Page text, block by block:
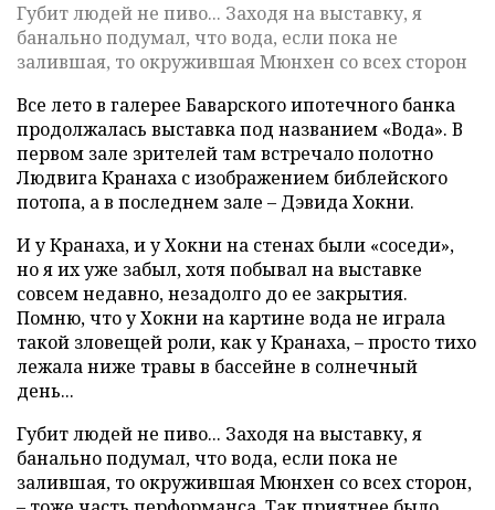
Губит людей не пиво... Заходя на выставку, я
банально подумал, что вода, если пока не
залившая, то окружившая Мюнхен со всех сторон
Все лето в галерее Баварского ипотечного банка
продолжалась выставка под названием «Вода». В
первом зале зрителей там встречало полотно
Людвига Кранаха с изображением библейского
потопа, а в последнем зале – Дэвида Хокни.
И у Кранаха, и у Хокни на стенах были «соседи»,
но я их уже забыл, хотя побывал на выставке
совсем недавно, незадолго до ее закрытия.
Помню, что у Хокни на картине вода не играла
такой зловещей роли, как у Кранаха, – просто тихо
лежала ниже травы в бассейне в солнечный
день...
Губит людей не пиво... Заходя на выставку, я
банально подумал, что вода, если пока не
залившая, то окружившая Мюнхен со всех сторон,